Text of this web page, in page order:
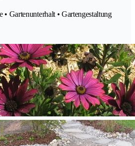
• Gartenunterhalt • Gartengestaltung